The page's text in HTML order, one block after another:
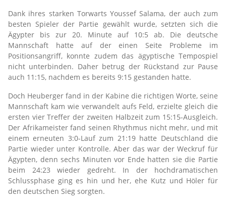
Dank ihres starken Torwarts Youssef Salama, der auch zum
besten Spieler der Partie gewählt wurde, setzten sich die
Ägypter bis zur 20. Minute auf 10:5 ab. Die deutsche
Mannschaft hatte auf der einen Seite Probleme im
Positionsangriff, konnte zudem das ägyptische Tempospiel
nicht unterbinden. Daher betrug der Rückstand zur Pause
auch 11:15, nachdem es bereits 9:15 gestanden hatte.
Doch Heuberger fand in der Kabine die richtigen Worte, seine
Mannschaft kam wie verwandelt aufs Feld, erzielte gleich die
ersten vier Treffer der zweiten Halbzeit zum 15:15-Ausgleich.
Der Afrikameister fand seinen Rhythmus nicht mehr, und mit
einem erneuten 3:0-Lauf zum 21:19 hatte Deutschland die
Partie wieder unter Kontrolle. Aber das war der Weckruf für
Ägypten, denn sechs Minuten vor Ende hatten sie die Partie
beim 24:23 wieder gedreht. In der hochdramatischen
Schlussphase ging es hin und her, ehe Kutz und Höler für
den deutschen Sieg sorgten.